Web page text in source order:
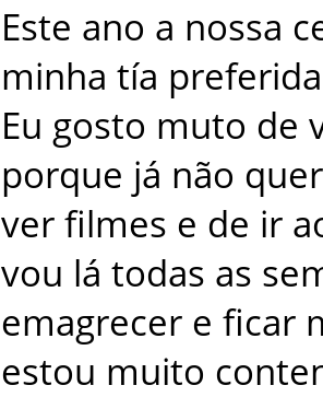
Este ano a nossa
minha tía preferida
Eu gosto muto de
porque já não
ver filmes e de ir
vou lá todas as
emagrecer e ficar
estou muito